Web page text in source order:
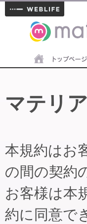
materials
マテリ
本規約はお
の間の契約
お客様は本
約に同意で